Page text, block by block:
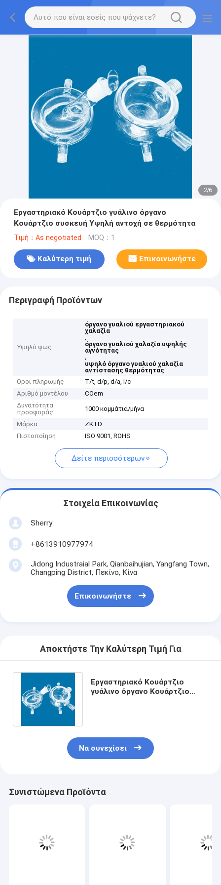
2/6
Εργαστηριακό Κουάρτζιο γυάλινο όργανο
Κουάρτζιο συσκευή Υψηλή αντοχή σε θερμότητα
Τιμή：As negotiated MOQ：1
Καλύτερη τιμή Επικοινωνήστε
Περιγραφή Προϊόντων
Υψηλό φως
όργανο γυαλιού εργαστηριακού
χαλαζία
,
όργανο γυαλιού χαλαζία υψηλής
αγνότητας
,
υψηλό όργανο γυαλιού χαλαζία
αντίστασης θερμότητας
Όροι πληρωμής
T/t, d/p, d/a, l/c
Αριθμό μοντέλου
COem
Δυνατότητα
προσφοράς
1000 κομμάτια/μήνα
Μάρκα
ZKTD
Πιστοποίηση
ISO 9001, ROHS
Δείτε περισσότερων
Στοιχεία Επικοινωνίας
Sherry
+8613910977974
Jidong Industraial Park, Qianbaihujian, Yangfang Town,
Changping District, Πεκίνο, Κίνα
Επικοινωνήστε
Αποκτήστε Την Καλύτερη Τιμή Για
Εργαστηριακό Κουάρτζιο
γυάλινο όργανο Κουάρτζιο
Να συνεχίσει
Συνιστώμενα Προϊόντα